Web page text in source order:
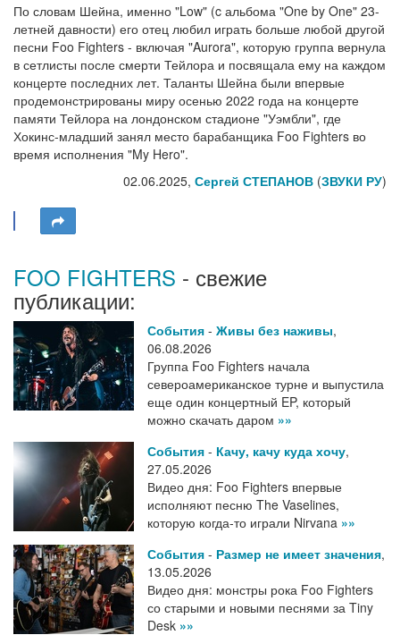
По словам Шейна, именно "Low" (c альбома "One by One" 23-
летней давности) его отец любил играть больше любой другой
песни Foo Fighters - включая "Aurora", которую группа вернула
в сетлисты после смерти Тейлора и посвящала ему на каждом
концерте последних лет. Таланты Шейна были впервые
продемонстрированы миру осенью 2022 года на концерте
памяти Тейлора на лондонском стадионе "Уэмбли", где
Хокинс-младший занял место барабанщика Foo Fighters во
время исполнения "My Hero".
02.06.2025, Сергей СТЕПАНОВ (ЗВУКИ РУ)
FOO FIGHTERS - свежие
публикации:
События - Живы без наживы,
06.08.2026
Группа Foo Fighters начала
североамериканское турне и выпустила
еще один концертный EP, который
можно скачать даром »»
События - Качу, качу куда хочу,
27.05.2026
Видео дня: Foo Fighters впервые
исполняют песню The Vaselines,
которую когда-то играли Nirvana »»
События - Размер не имеет значения,
13.05.2026
Видео дня: монстры рока Foo Fighters
со старыми и новыми песнями за Tiny
Desk »»